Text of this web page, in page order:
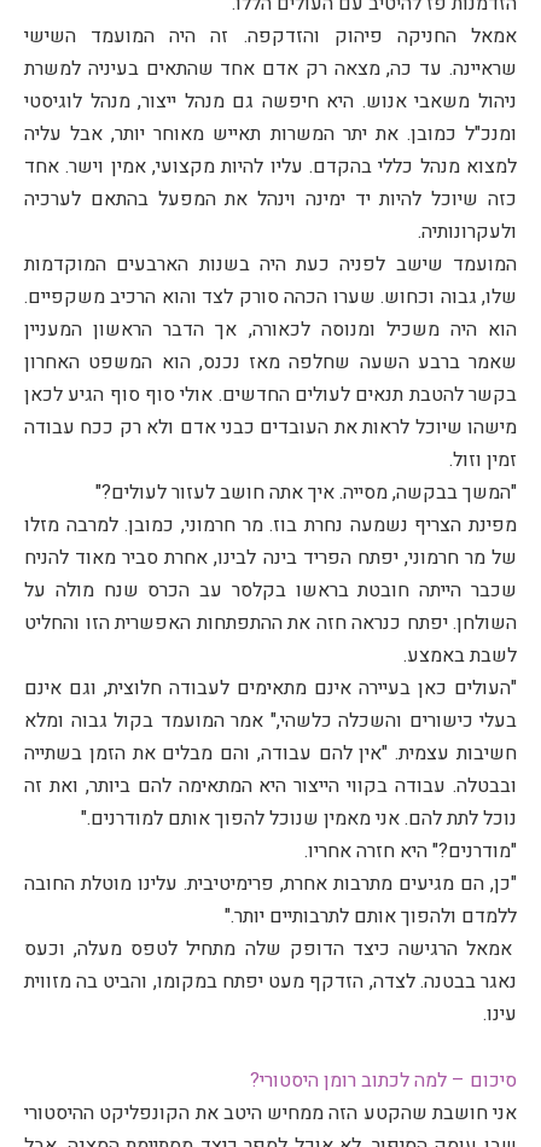
אמאל החניקה פיהוק והזדקפה. זה היה המועמד השישי
שראיינה. עד כה, מצאה רק אדם אחד שהתאים בעיניה למשרת
ניהול משאבי אנוש. היא חיפשה גם מנהל ייצור, מנהל לוגיסטי
ומנכ"ל כמובן. את יתר המשרות תאייש מאוחר יותר, אבל עליה
למצוא מנהל כללי בהקדם. עליו להיות מקצועי, אמין וישר. אחד
כזה שיוכל להיות יד ימינה וינהל את המפעל בהתאם לערכיה
ולעקרונותיה.
המועמד שישב לפניה כעת היה בשנות הארבעים המוקדמות
שלו, גבוה וכחוש. שערו הכהה סורק לצד והוא הרכיב משקפיים.
הוא היה משכיל ומנוסה לכאורה, אך הדבר הראשון המעניין
שאמר ברבע השעה שחלפה מאז נכנס, הוא המשפט האחרון
בקשר להטבת תנאים לעולים החדשים. אולי סוף סוף הגיע לכאן
מישהו שיוכל לראות את העובדים כבני אדם ולא רק ככח עבודה
זמין וזול.
"המשך בבקשה, מסייה. איך אתה חושב לעזור לעולים?"
מפינת הצריף נשמעה נחרת בוז. מר חרמוני, כמובן. למרבה מזלו
של מר חרמוני, יפתח הפריד בינה לבינו, אחרת סביר מאוד להניח
שכבר הייתה חובטת בראשו בקלסר עב הכרס שנח מולה על
השולחן. יפתח כנראה חזה את ההתפתחות האפשרית הזו והחליט
לשבת באמצע.
"העולים כאן בעיירה אינם מתאימים לעבודה חלוצית, וגם אינם
בעלי כישורים והשכלה כלשהי," אמר המועמד בקול גבוה ומלא
חשיבות עצמית. "אין להם עבודה, והם מבלים את הזמן בשתייה
ובבטלה. עבודה בקווי הייצור היא המתאימה להם ביותר, ואת זה
נוכל לתת להם. אני מאמין שנוכל להפוך אותם למודרנים."
"מודרנים?" היא חזרה אחריו.
"כן, הם מגיעים מתרבות אחרת, פרימיטיבית. עלינו מוטלת החובה
ללמדם ולהפוך אותם לתרבותיים יותר."
אמאל הרגישה כיצד הדופק שלה מתחיל לטפס מעלה, וכעס
נאגר בבטנה. לצדה, הזדקף מעט יפתח במקומו, והביט בה מזווית
עינו.
סיכום – למה לכתוב רומן היסטורי?
אני חושבת שהקטע הזה ממחיש היטב את הקונפליקט ההיסטורי